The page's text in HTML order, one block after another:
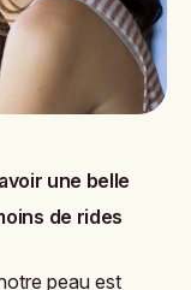
une belle
de rides
peau est